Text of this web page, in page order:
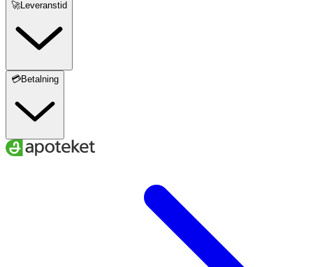
🚀Leveranstid
💳Betalning